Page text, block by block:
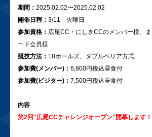
期間： 2025.02.02〜2025.02.02
開催日程： 3/11 火曜日
参加資格： 広尾CC・にしきCCのメンバー様、
ード会員様
競技方法： 18ホールズ、ダブルペリア方式
参加費(メンバー)： 6,800円税込昼食付
参加費(ビジター)： 7,500円税込昼食付
内容
第2回"広尾CCチャレンジオープン"開幕します！